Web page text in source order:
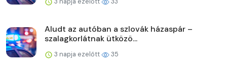
Aludt az autóban a szlovák házaspár –
szalagkorlátnak ütközö...
3 napja ezelőtt 35